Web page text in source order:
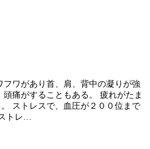
フワがあり首、肩、背中の凝りが強
痛がすることもある。 疲れがたま
ストレスで、血圧が２００位まで
トレ…